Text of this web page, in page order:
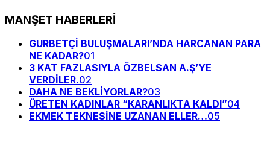
MANŞET HABERLERİ
GURBETÇİ BULUŞMALARI’NDA HARCANAN PARA
NE KADAR?01
3 KAT FAZLASIYLA ÖZBELSAN A.Ş’YE
VERDİLER.02
DAHA NE BEKLİYORLAR?03
ÜRETEN KADINLAR “KARANLIKTA KALDI”04
EKMEK TEKNESİNE UZANAN ELLER…05